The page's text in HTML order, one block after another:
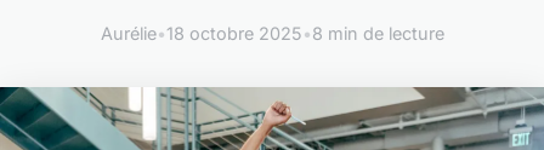
Aurélie•18 octobre 2025•8 min de lecture